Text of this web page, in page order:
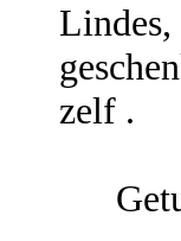
Lindes,
zelf .